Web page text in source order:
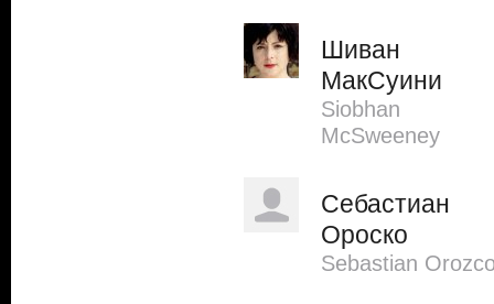
Шиван
МакСуини
Siobhan
McSweeney
Себастиан
Ороско
Sebastian